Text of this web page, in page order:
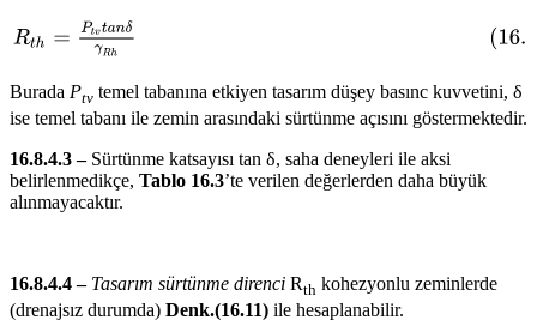
Burada Ptv temel tabanına etkiyen tasarım düşey basınc kuvvetini, δ
ise temel tabanı ile zemin arasındaki sürtünme açısını göstermektedir.
16.8.4.3 – Sürtünme katsayısı tan δ, saha deneyleri ile aksi
belirlenmedikçe, Tablo 16.3’te verilen değerlerden daha büyük
alınmayacaktır.
16.8.4.4 – Tasarım sürtünme direnci Rth kohezyonlu zeminlerde
(drenajsız durumda) Denk.(16.11) ile hesaplanabilir.